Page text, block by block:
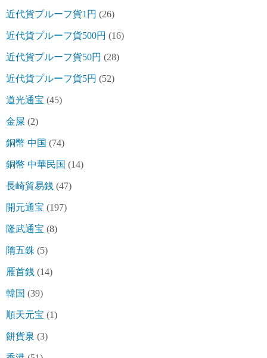
近代貨プルーフ貨1円 (26)
近代貨プルーフ貨500円 (16)
近代貨プルーフ貨50円 (28)
近代貨プルーフ貨5円 (52)
道光通宝 (45)
金屎 (2)
銅幣 中国 (74)
銅幣 中華民国 (14)
長崎貿易銭 (47)
開元通宝 (197)
隆武通宝 (8)
隋五銖 (5)
雁首銭 (14)
韓国 (39)
順天元宝 (1)
餅貨泉 (3)